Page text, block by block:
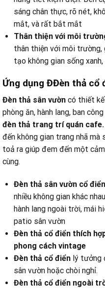
sáng chân thực, rõ nét,
mắt, và rất bắt mắt
Thân thiện với môi
thân thiện với môi trường,
tạo không gian sống xanh,
Ứng dụng ĐĐèn thả cổ
Đèn thả sân vườn có thiết
phòng ăn, hành lang, ban
đèn thả trang trí quán
đến không gian trang nhã mà
toả ra giúp đem đến một
cùng.
Đèn thả sân vườn cổ điển
nhiều không gian khác
hành lang ngoài trời, mái
patio sân vườn
Đèn thả cổ điển thích
phong cách vintage
Đèn thả cổ điển lý tưởng
sân vườn hoặc chòi nghỉ.
Đèn thả cổ điển ngoài